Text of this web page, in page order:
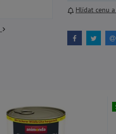
Hlídat cenu